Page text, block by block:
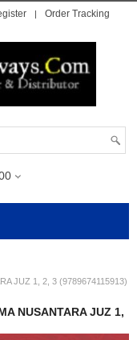
Order Tracking
JUZ 1, 2, 3 (9789674115913)
NUSANTARA JUZ 1,